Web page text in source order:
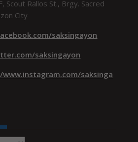
Scout Rallos St., Brgy. Sacred
City
saksingayon
saksingayon
saksinga